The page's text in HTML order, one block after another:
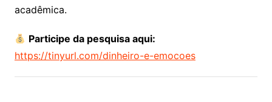
acadêmica.
Participe da pesquisa aqui:
https://tinyurl.com/dinheiro-e-emocoes